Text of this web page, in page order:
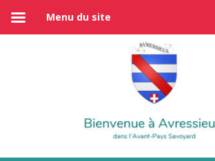
Menu du site